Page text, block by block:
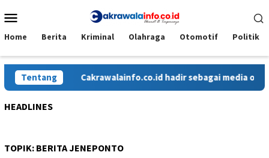
ke
Mobile
Home Berita Kriminal Olahraga Otomotif Politik
Tentang Cakrawalainfo.co.id hadir sebagai media
HEADLINES
TOPIK: BERITA JENEPONTO